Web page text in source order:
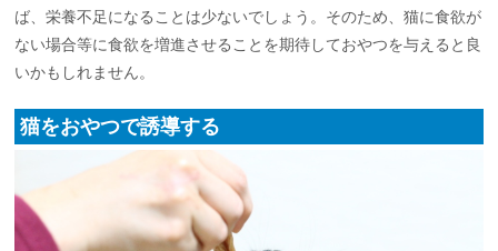
ば、栄養不足になることは少ないでしょう。そのため、猫に食欲が
ない場合等に食欲を増進させることを期待しておやつを与えると良
いかもしれません。
猫をおやつで誘導する